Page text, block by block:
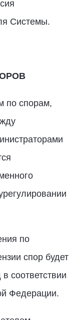
Системы.
по спорам,
по
спор будет
соответствии
Федерации.